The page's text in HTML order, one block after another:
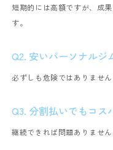
短期的には高額ですが、成
す。
Q2. 安いパーソナルジ
必ずしも危険ではありませ
Q3. 分割払いでもコス
継続できれば問題ありません